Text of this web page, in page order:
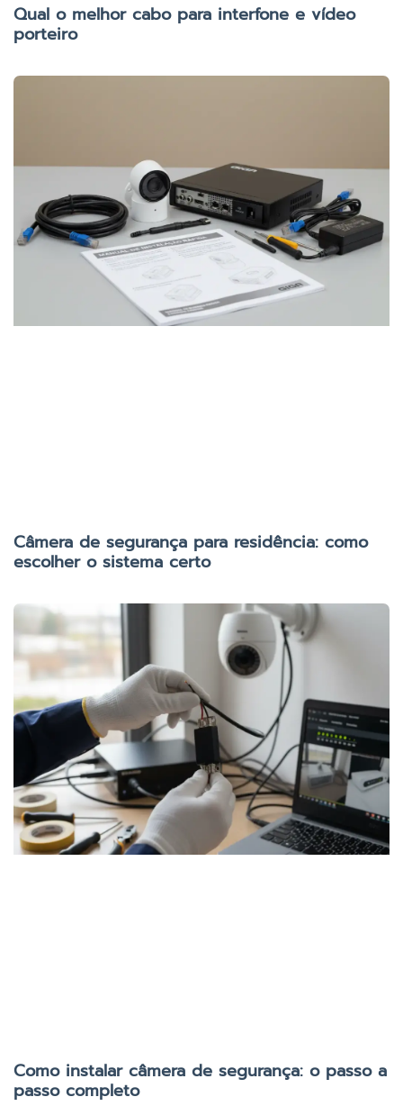
Qual o melhor cabo para interfone e vídeo
porteiro
Câmera de segurança para residência: como
escolher o sistema certo
Como instalar câmera de segurança: o passo a
passo completo